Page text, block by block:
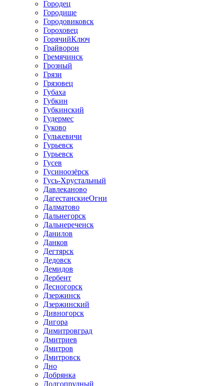
Городец
Городище
Городовиковск
Гороховец
ГорячийКлюч
Грайворон
Гремячинск
Грозный
Грязи
Грязовец
Губаха
Губкин
Губкинский
Гудермес
Гуково
Гулькевичи
Гурьевск
Гурьевск
Гусев
Гусиноозёрск
Гусь-Хрустальный
Давлеканово
ДагестанскиеОгни
Далматово
Дальнегорск
Дальнереченск
Данилов
Данков
Дегтярск
Дедовск
Демидов
Дербент
Десногорск
Дзержинск
Дзержинский
Дивногорск
Дигора
Димитровград
Дмитриев
Дмитров
Дмитровск
Дно
Добрянка
Долгопрудный